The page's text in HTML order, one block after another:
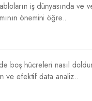
iş dünyasında ve
önemini öğre..
boş hücreleri nasıl
ve efektif data analiz..